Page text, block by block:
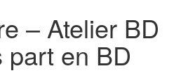
– Atelier BD
part en BD